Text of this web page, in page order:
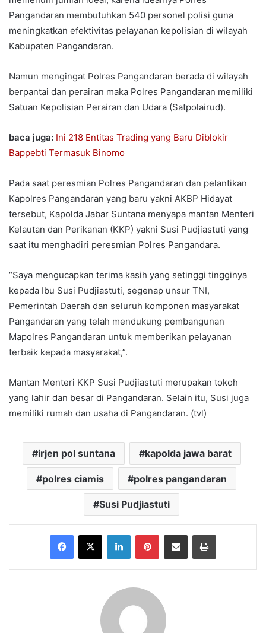
Pangandaran membutuhkan 540 personel polisi guna
meningkatkan efektivitas pelayanan kepolisian di wilayah
Kabupaten Pangandaran.
Namun mengingat Polres Pangandaran berada di wilayah
berpantai dan perairan maka Polres Pangandaran memiliki
Satuan Kepolisian Perairan dan Udara (Satpolairud).
baca juga: Ini 218 Entitas Trading yang Baru Diblokir
Bappebti Termasuk Binomo
Pada saat peresmian Polres Pangandaran dan pelantikan
Kapolres Pangandaran yang baru yakni AKBP Hidayat
tersebut, Kapolda Jabar Suntana menyapa mantan Menteri
Kelautan dan Perikanan (KKP) yakni Susi Pudjiastuti yang
saat itu menghadiri peresmian Polres Pangandara.
“Saya mengucapkan terima kasih yang setinggi tingginya
kepada Ibu Susi Pudjiastuti, segenap unsur TNI,
Pemerintah Daerah dan seluruh komponen masyarakat
Pangandaran yang telah mendukung pembangunan
Mapolres Pangandaran untuk memberikan pelayanan
terbaik kepada masyarakat,”.
Mantan Menteri KKP Susi Pudjiastuti merupakan tokoh
yang lahir dan besar di Pangandaran. Selain itu, Susi juga
memiliki rumah dan usaha di Pangandaran. (tvl)
irjen pol suntana kapolda jawa barat
polres ciamis polres pangandaran
Susi Pudjiastuti
Facebook
X LinkedInPinterestShare via Email Print